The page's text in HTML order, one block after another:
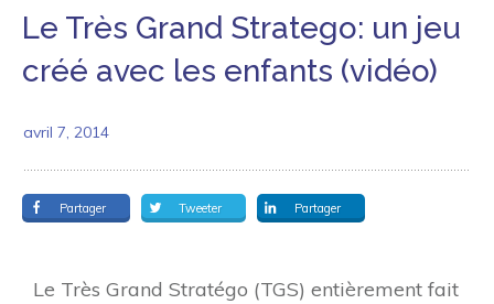
Le Très Grand Stratego: un jeu
créé avec les enfants (vidéo)
avril 7, 2014
Partager Tweeter Partager
Le Très Grand Stratégo (TGS) entièrement fait